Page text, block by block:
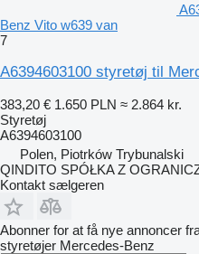
Benz Vito w639 van
7
A6394603100 styretøj til
383,20 € 1.650 PLN ≈ 2.864 kr.
Styretøj
A6394603100
Polen, Piotrków Trybunalski
QINDITO SPÓŁKA Z
Kontakt sælgeren
Abonner for at få nye annoncer
styretøjer Mercedes-Benz